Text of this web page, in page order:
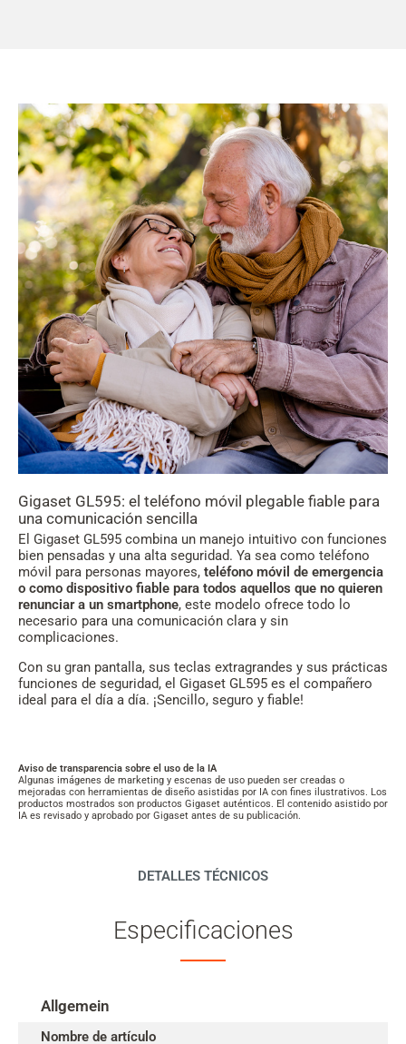
Gigaset GL595: el teléfono móvil plegable fiable para
una comunicación sencilla
El Gigaset GL595 combina un manejo intuitivo con funciones
bien pensadas y una alta seguridad. Ya sea como teléfono
móvil para personas mayores, teléfono móvil de emergencia
o como dispositivo fiable para todos aquellos que no quieren
renunciar a un smartphone, este modelo ofrece todo lo
necesario para una comunicación clara y sin
complicaciones.
Con su gran pantalla, sus teclas extragrandes y sus prácticas
funciones de seguridad, el Gigaset GL595 es el compañero
ideal para el día a día. ¡Sencillo, seguro y fiable!
Aviso de transparencia sobre el uso de la IA
Algunas imágenes de marketing y escenas de uso pueden ser creadas o
mejoradas con herramientas de diseño asistidas por IA con fines ilustrativos. Los
productos mostrados son productos Gigaset auténticos. El contenido asistido por
IA es revisado y aprobado por Gigaset antes de su publicación.
DETALLES TÉCNICOS
Especificaciones
Allgemein
Nombre de artículo